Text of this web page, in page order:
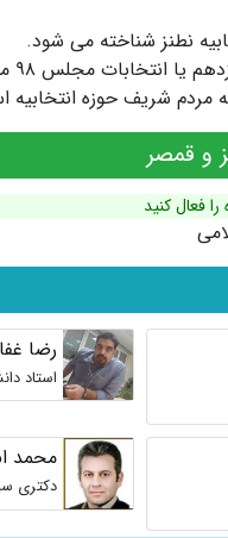
نطنز شناخته می شود.
شریف حوزه انتخابیه
و قمصر
فعال کنید
رضا
استاد
محمد
دکتری